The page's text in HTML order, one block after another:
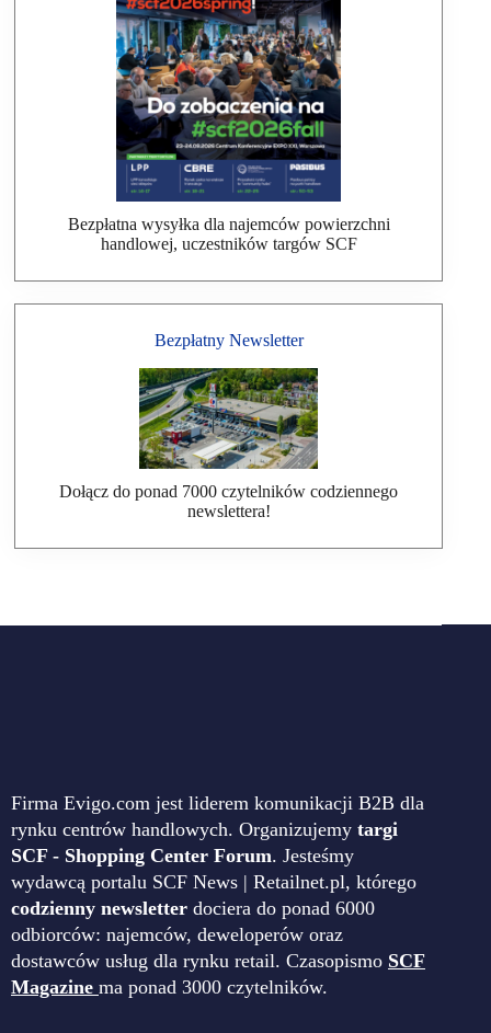
Bezpłatna wysyłka dla najemców powierzchni
handlowej, uczestników targów SCF
Bezpłatny Newsletter
Dołącz do ponad 7000 czytelników codziennego
newslettera!
Firma Evigo.com jest liderem komunikacji B2B dla
rynku centrów handlowych. Organizujemy targi
SCF - Shopping Center Forum. Jesteśmy
wydawcą portalu SCF News | Retailnet.pl, którego
codzienny newsletter dociera do ponad 6000
odbiorców: najemców, deweloperów oraz
dostawców usług dla rynku retail. Czasopismo SCF
Magazine ma ponad 3000 czytelników.